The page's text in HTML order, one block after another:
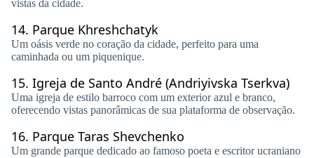
vistas da cidade.
14. Parque Khreshchatyk
Um oásis verde no coração da cidade, perfeito para uma
caminhada ou um piquenique.
15. Igreja de Santo André (Andriyivska Tserkva)
Uma igreja de estilo barroco com um exterior azul e branco,
oferecendo vistas panorâmicas de sua plataforma de observação.
16. Parque Taras Shevchenko
Um grande parque dedicado ao famoso poeta e escritor ucraniano